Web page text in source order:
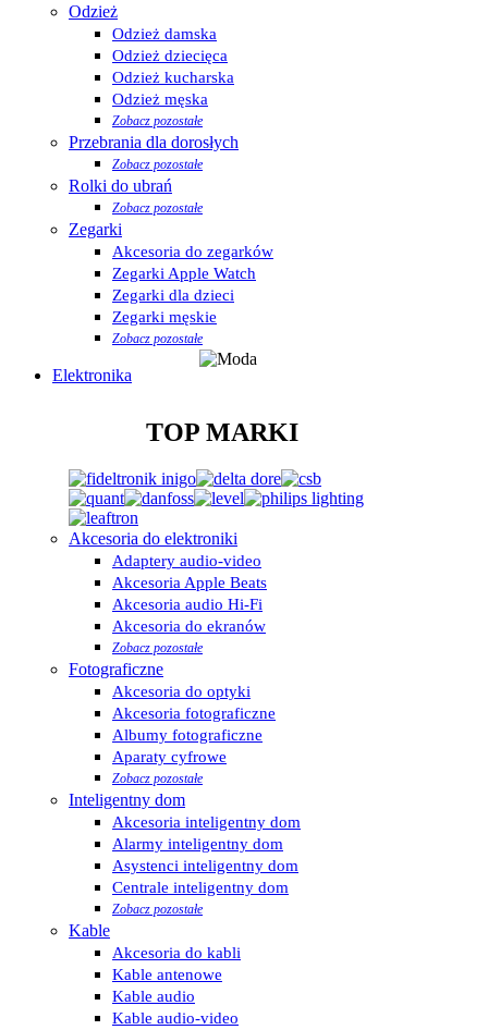
Odzież
Odzież damska
Odzież dziecięca
Odzież kucharska
Odzież męska
Zobacz pozostałe
Przebrania dla dorosłych
Zobacz pozostałe
Rolki do ubrań
Zobacz pozostałe
Zegarki
Akcesoria do zegarków
Zegarki Apple Watch
Zegarki dla dzieci
Zegarki męskie
Zobacz pozostałe
Elektronika
TOP MARKI
Akcesoria do elektroniki
Adaptery audio-video
Akcesoria Apple Beats
Akcesoria audio Hi-Fi
Akcesoria do ekranów
Zobacz pozostałe
Fotograficzne
Akcesoria do optyki
Akcesoria fotograficzne
Albumy fotograficzne
Aparaty cyfrowe
Zobacz pozostałe
Inteligentny dom
Akcesoria inteligentny dom
Alarmy inteligentny dom
Asystenci inteligentny dom
Centrale inteligentny dom
Zobacz pozostałe
Kable
Akcesoria do kabli
Kable antenowe
Kable audio
Kable audio-video